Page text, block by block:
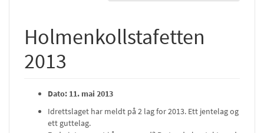
Holmenkollstafetten
2013
Dato: 11. mai 2013
Idrettslaget har meldt på 2 lag for 2013. Ett jentelag og
ett guttelag.